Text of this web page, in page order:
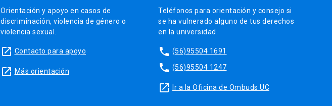
Orientación y apoyo en casos de
discriminación, violencia de género o
violencia sexual.
launch Contacto para apoyo
launch Más orientación
Teléfonos para orientación y consejo si
se ha vulnerado alguno de tus derechos
en la universidad.
phone (56)95504 1691
phone (56)95504 1247
launch Ir a la Oficina de Ombuds UC